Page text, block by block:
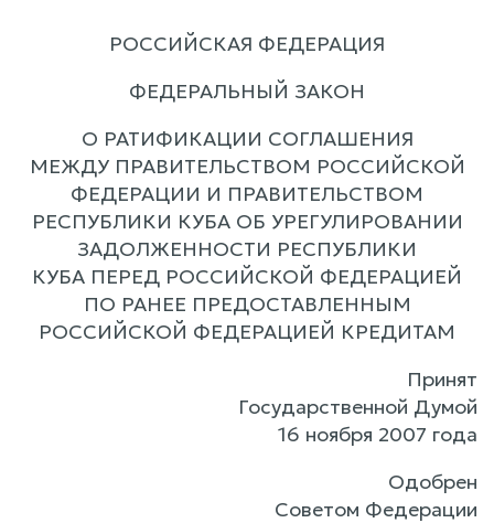
РОССИЙСКАЯ ФЕДЕРАЦИЯ
ФЕДЕРАЛЬНЫЙ ЗАКОН
О РАТИФИКАЦИИ СОГЛАШЕНИЯ
МЕЖДУ ПРАВИТЕЛЬСТВОМ РОССИЙСКОЙ
ФЕДЕРАЦИИ И ПРАВИТЕЛЬСТВОМ
РЕСПУБЛИКИ КУБА ОБ УРЕГУЛИРОВАНИИ
ЗАДОЛЖЕННОСТИ РЕСПУБЛИКИ
КУБА ПЕРЕД РОССИЙСКОЙ ФЕДЕРАЦИЕЙ
ПО РАНЕЕ ПРЕДОСТАВЛЕННЫМ
РОССИЙСКОЙ ФЕДЕРАЦИЕЙ КРЕДИТАМ
Принят
Государственной Думой
16 ноября 2007 года
Одобрен
Советом Федерации